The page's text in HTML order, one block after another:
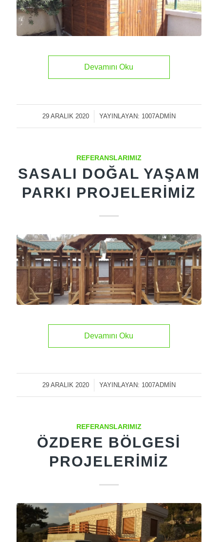
Devamını Oku
29 ARALIK 2020
/ YAYINLAYAN: 1007ADMIN
REFERANSLARIMIZ
SASALI DOĞAL YAŞAM
PARKI PROJELERIMIZ
Devamını Oku
29 ARALIK 2020
/ YAYINLAYAN: 1007ADMIN
REFERANSLARIMIZ
ÖZDERE BÖLGESI
PROJELERIMIZ